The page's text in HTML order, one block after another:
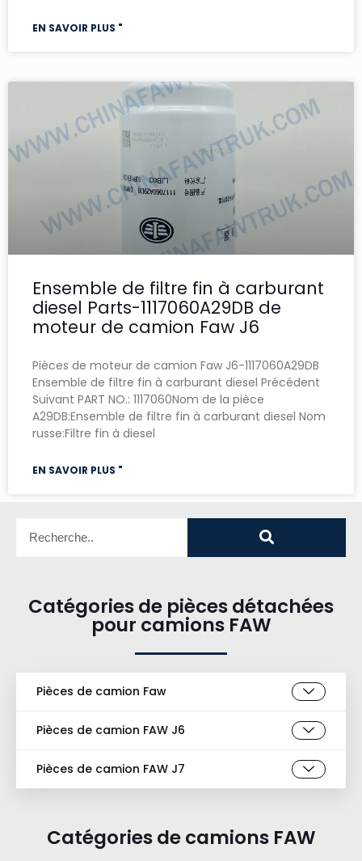
EN SAVOIR PLUS "
Ensemble de filtre fin à carburant
diesel Parts-1117060A29DB de
moteur de camion Faw J6
Pièces de moteur de camion Faw J6-1117060A29DB
Ensemble de filtre fin à carburant diesel Précédent
Suivant PART NO.: 1117060Nom de la pièce
A29DB:Ensemble de filtre fin à carburant diesel Nom
russe:Filtre fin à diesel
EN SAVOIR PLUS "
Catégories de pièces détachées
pour camions FAW
Pièces de camion Faw
Pièces de camion FAW J6
Pièces de camion FAW J7
Catégories de camions FAW